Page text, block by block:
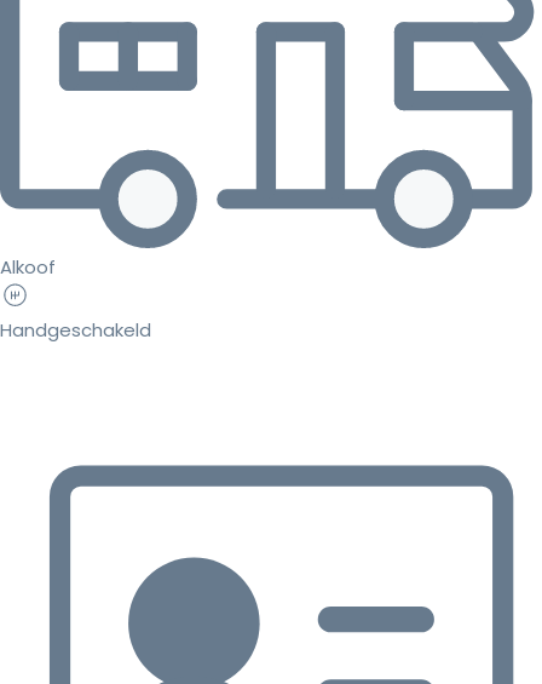
Alkoof
Handgeschakeld